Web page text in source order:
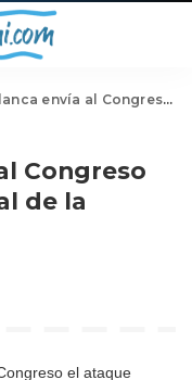
una notificación formal de la huelga de Soleimani
Congreso
de la
el ataque